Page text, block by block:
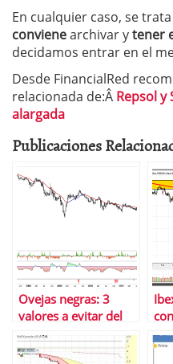
En cualquier caso, se
convienearchivar ytener
decidamos entrar en el
Desde FinancialRed
relacionada de:Â Repsol y
alargada
Publicaciones
Ovejas negras: 3
valores a evitar del
Ibex 35